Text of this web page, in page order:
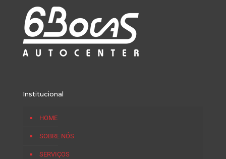
Institucional
HOME
SOBRE NÓS
SERVIÇOS